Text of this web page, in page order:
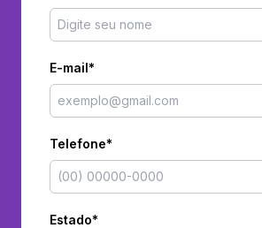
E-mail*
Telefone*
Estado*